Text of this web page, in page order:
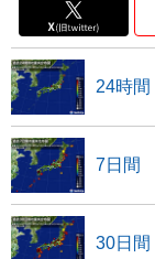
24時間
7日間
30日間